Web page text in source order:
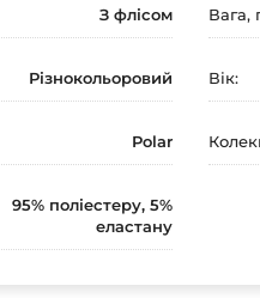
З флісом Вага,
Різнокольоровий Вік:
Polar
95% поліестеру, 5%
еластану